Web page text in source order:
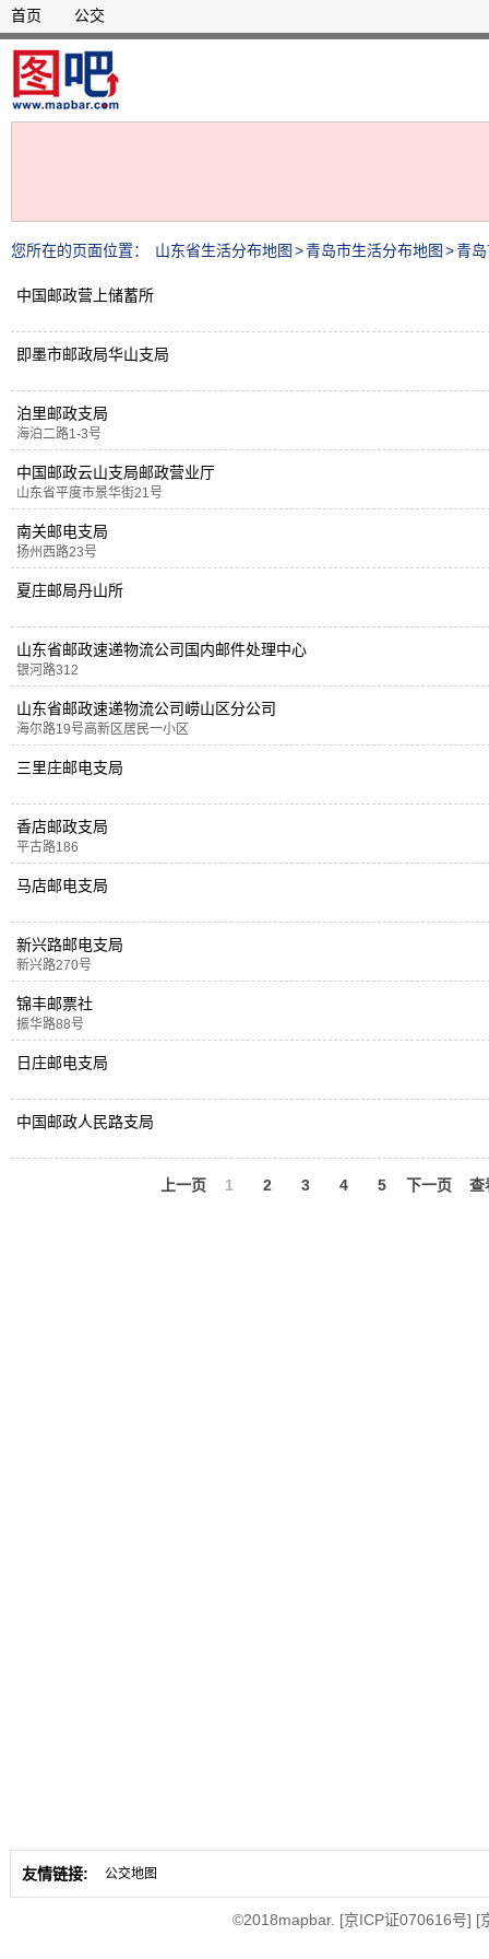
首页 公交
您所在的页面位置： 山东省生活分布地图 >青岛市生活分布地图 >青
中国邮政营上储蓄所
即墨市邮政局华山支局
泊里邮政支局
海泊二路1-3号
中国邮政云山支局邮政营业厅
山东省平度市景华街21号
南关邮电支局
扬州西路23号
夏庄邮局丹山所
山东省邮政速递物流公司国内邮件处理中心
银河路312
山东省邮政速递物流公司崂山区分公司
海尔路19号高新区居民一小区
三里庄邮电支局
香店邮政支局
平古路186
马店邮电支局
新兴路邮电支局
新兴路270号
锦丰邮票社
振华路88号
日庄邮电支局
中国邮政人民路支局
上一页 1 2 3 4 5 下一页 查
友情链接: 公交地图
©2018mapbar. [京ICP证070616号] [